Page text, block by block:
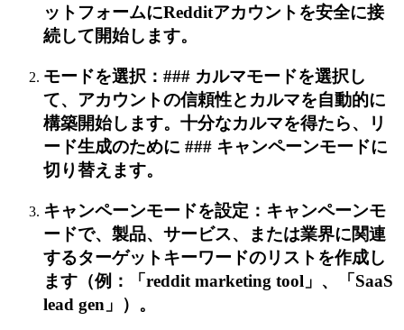
ットフォームにRedditアカウントを安全に接
続して開始します。
モードを選択：### カルマモードを選択し
て、アカウントの信頼性とカルマを自動的に
構築開始します。十分なカルマを得たら、リ
ード生成のために ### キャンペーンモードに
切り替えます。
キャンペーンモードを設定：キャンペーンモ
ードで、製品、サービス、または業界に関連
するターゲットキーワードのリストを作成し
ます（例：「reddit marketing tool」、「SaaS
lead gen」）。